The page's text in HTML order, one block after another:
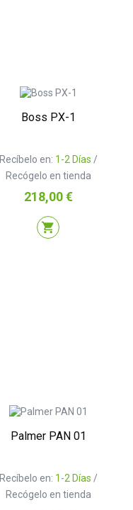
Boss PX-1
Recíbelo en: 1-2 Días /
Recógelo en tienda
Precio
218,00 €
shopping_cart
Palmer PAN 01
Recíbelo en: 1-2 Días /
Recógelo en tienda